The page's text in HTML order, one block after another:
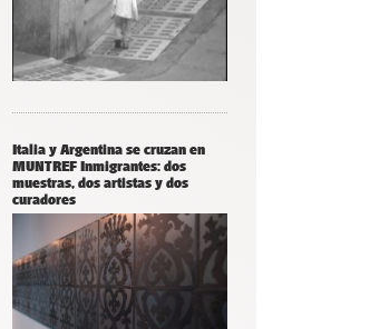
Italia y Argentina se cruzan en
MUNTREF Inmigrantes: dos
muestras, dos artistas y dos
curadores